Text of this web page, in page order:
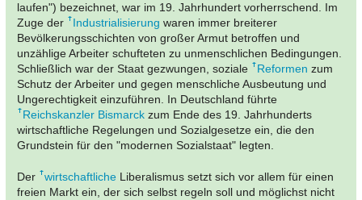
laufen") bezeichnet, war im 19. Jahrhundert vorherrschend. Im
Zuge der
Industrialisierung waren immer breiterer
Bevölkerungsschichten von großer Armut betroffen und
unzählige Arbeiter schufteten zu unmenschlichen Bedingungen.
Schließlich war der Staat gezwungen, soziale
Reformen zum
Schutz der Arbeiter und gegen menschliche Ausbeutung und
Ungerechtigkeit einzuführen. In Deutschland führte
Reichskanzler Bismarck zum Ende des 19. Jahrhunderts
wirtschaftliche Regelungen und Sozialgesetze ein, die den
Grundstein für den "modernen Sozialstaat" legten.
Der wirtschaftliche Liberalismus setzt sich vor allem für einen
freien Markt ein, der sich selbst regeln soll und möglichst nicht